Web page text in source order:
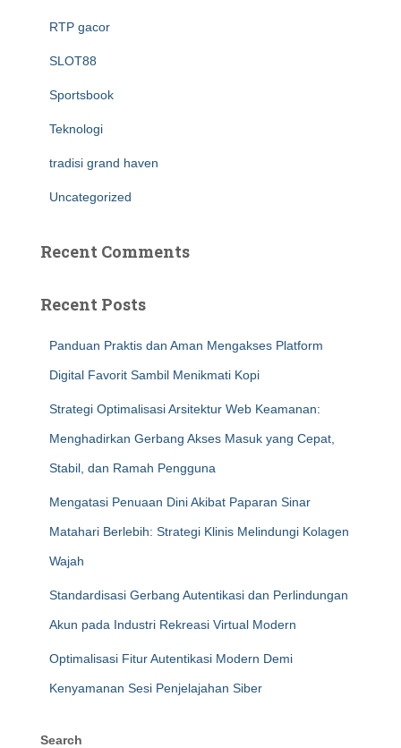
RTP gacor
SLOT88
Sportsbook
Teknologi
tradisi grand haven
Uncategorized
Recent Comments
Recent Posts
Panduan Praktis dan Aman Mengakses Platform
Digital Favorit Sambil Menikmati Kopi
Strategi Optimalisasi Arsitektur Web Keamanan:
Menghadirkan Gerbang Akses Masuk yang Cepat,
Stabil, dan Ramah Pengguna
Mengatasi Penuaan Dini Akibat Paparan Sinar
Matahari Berlebih: Strategi Klinis Melindungi Kolagen
Wajah
Standardisasi Gerbang Autentikasi dan Perlindungan
Akun pada Industri Rekreasi Virtual Modern
Optimalisasi Fitur Autentikasi Modern Demi
Kenyamanan Sesi Penjelajahan Siber
Search